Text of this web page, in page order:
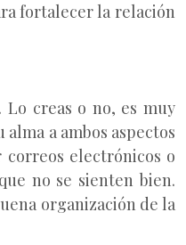
fortalecer la relación
Lo creas o no, es muy
a ambos aspectos
correos electrónicos o
no se sienten bien.
organización de la